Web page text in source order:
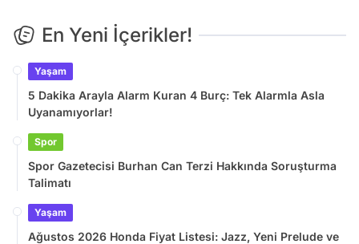
En Yeni İçerikler!
Yaşam
5 Dakika Arayla Alarm Kuran 4 Burç: Tek Alarmla Asla
Uyanamıyorlar!
Spor
Spor Gazetecisi Burhan Can Terzi Hakkında Soruşturma
Talimatı
Yaşam
Ağustos 2026 Honda Fiyat Listesi: Jazz, Yeni Prelude ve